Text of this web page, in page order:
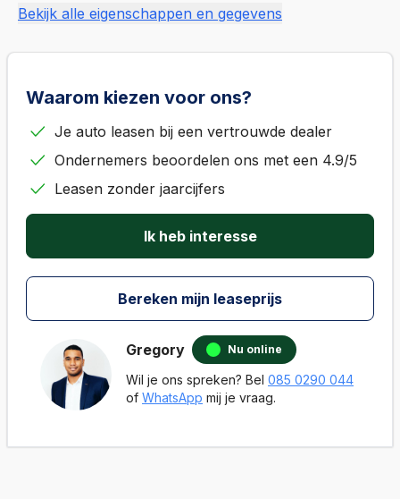
Bekijk alle eigenschappen en gegevens
Waarom kiezen voor ons?
Je auto leasen bij een vertrouwde dealer
Ondernemers beoordelen ons met een 4.9/5
Leasen zonder jaarcijfers
Ik heb interesse
Bereken mijn leaseprijs
Gregory Nu online
Wil je ons spreken? Bel 085 0290 044
of WhatsApp mij je vraag.